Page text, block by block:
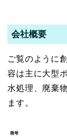
会社概要
ご覧のように
容は主に大型
水処理、廃棄
ます。